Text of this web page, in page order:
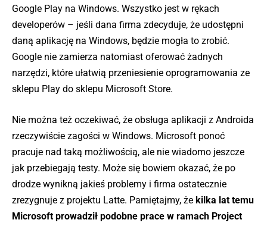
Google Play na Windows. Wszystko jest w rękach
developerów – jeśli dana firma zdecyduje, że udostępni
daną aplikację na Windows, będzie mogła to zrobić.
Google nie zamierza natomiast oferować żadnych
narzędzi, które ułatwią przeniesienie oprogramowania ze
sklepu Play do sklepu Microsoft Store.
Nie można też oczekiwać, że obsługa aplikacji z Androida
rzeczywiście zagości w Windows. Microsoft ponoć
pracuje nad taką możliwością, ale nie wiadomo jeszcze
jak przebiegają testy. Może się bowiem okazać, że po
drodze wynikną jakieś problemy i firma ostatecznie
zrezygnuje z projektu Latte. Pamiętajmy, że kilka lat temu
Microsoft prowadził podobne prace w ramach Project